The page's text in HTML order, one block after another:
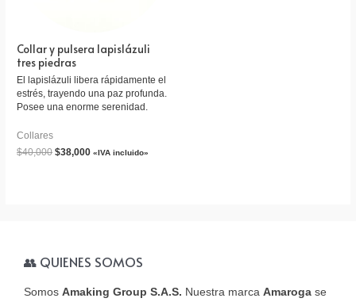
Collar y pulsera lapislázuli
tres piedras
El lapislázuli libera rápidamente el
estrés, trayendo una paz profunda.
Posee una enorme serenidad.
Collares
$40,000 $38,000 «IVA incluido»
👥 QUIENES SOMOS
Somos Amaking Group S.A.S. Nuestra marca Amaroga se